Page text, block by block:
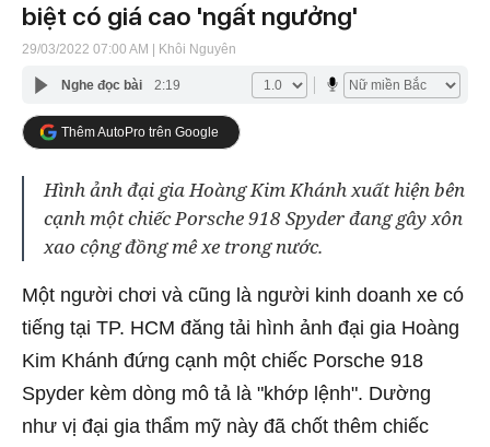
biệt có giá cao 'ngất ngưởng'
29/03/2022 07:00 AM | Khôi Nguyên
Nghe đọc bài 2:19
Thêm AutoPro trên Google
Hình ảnh đại gia Hoàng Kim Khánh xuất hiện bên
cạnh một chiếc Porsche 918 Spyder đang gây xôn
xao cộng đồng mê xe trong nước.
Một người chơi và cũng là người kinh doanh xe có
tiếng tại TP. HCM đăng tải hình ảnh đại gia Hoàng
Kim Khánh đứng cạnh một chiếc Porsche 918
Spyder kèm dòng mô tả là "khớp lệnh". Dường
như vị đại gia thẩm mỹ này đã chốt thêm chiếc